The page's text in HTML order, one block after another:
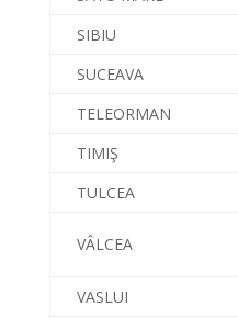
SIBIU
SUCEAVA
TELEORMAN
TIMIŞ
TULCEA
VÂLCEA
VASLUI